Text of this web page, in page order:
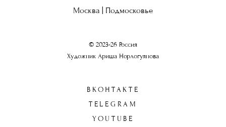
Москва | Подмосковье
© 2023-26 Россия
Художник Ариша Норлогуянова
ВКОНТАКТЕ
TELEGRAM
YOUTUBE